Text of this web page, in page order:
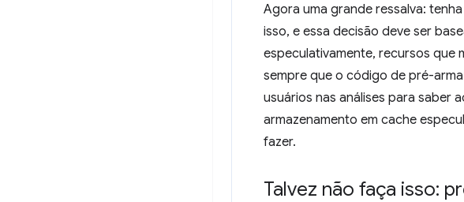
Agora uma grande ressalva: tenha
isso, e essa decisão deve ser
especulativamente, recursos que
sempre que o código de pré-
usuários nas análises para saber
armazenamento em cache
fazer.
Talvez não faça isso: